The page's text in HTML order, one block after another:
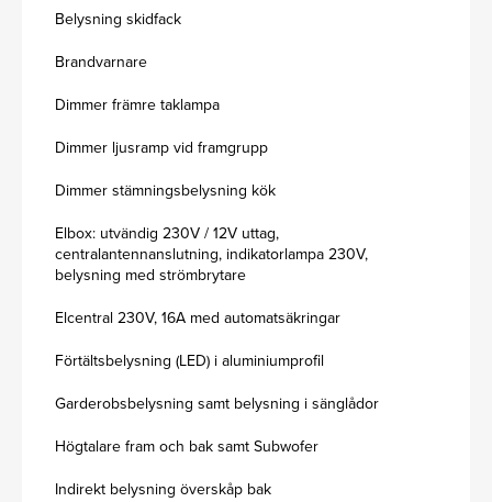
Belysning skidfack
Brandvarnare
Dimmer främre taklampa
Dimmer ljusramp vid framgrupp
Dimmer stämningsbelysning kök
Elbox: utvändig 230V / 12V uttag,
centralantennanslutning, indikatorlampa 230V,
belysning med strömbrytare
Elcentral 230V, 16A med automatsäkringar
Förtältsbelysning (LED) i aluminiumprofil
Garderobsbelysning samt belysning i sänglådor
Högtalare fram och bak samt Subwofer
Indirekt belysning överskåp bak